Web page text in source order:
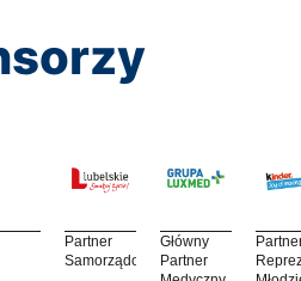
Partner
Samorządowy
Główny
Partner